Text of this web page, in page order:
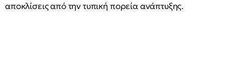
αποκλίσεις από την τυπική πορεία ανάπτυξης.